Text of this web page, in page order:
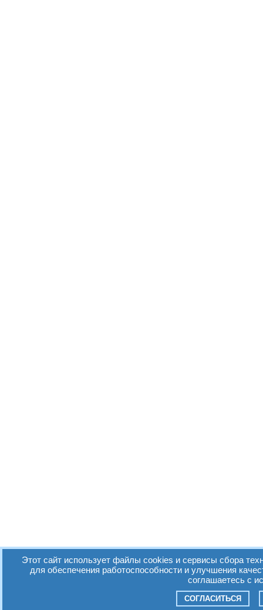
Этот сайт использует файлы cookies и сервисы сбора
для обеспечения работоспособности и улучшения
соглашаетесь с
СОГЛАСИТЬСЯ